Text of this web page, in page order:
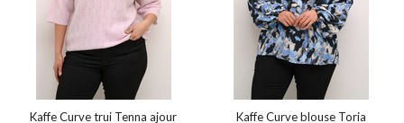
Kaffe Curve trui Tenna ajour Kaffe Curve blouse Toria